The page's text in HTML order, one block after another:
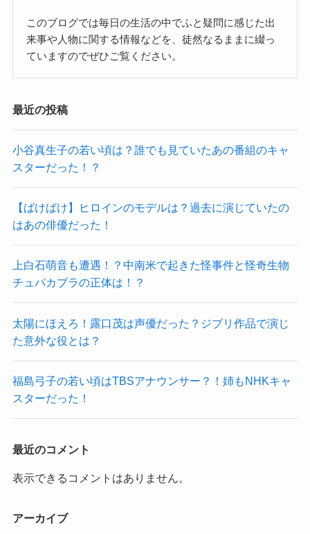
このブログでは毎日の生活の中でふと疑問に感じた出
来事や人物に関する情報などを、徒然なるままに綴っ
ていますのでぜひご覧ください。
最近の投稿
小谷真生子の若い頃は？誰でも見ていたあの番組のキャ
スターだった！？
【ばけばけ】ヒロインのモデルは？過去に演じていたの
はあの俳優だった！
上白石萌音も遭遇！？中南米で起きた怪事件と怪奇生物
チュパカブラの正体は！？
太陽にほえろ！露口茂は声優だった？ジブリ作品で演じ
た意外な役とは？
福島弓子の若い頃はTBSアナウンサー？！姉もNHKキャ
スターだった！
最近のコメント
表示できるコメントはありません。
アーカイブ